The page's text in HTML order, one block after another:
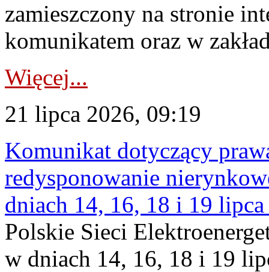
zamieszczony na stronie
komunikatem oraz w
Więcej...
21 lipca 2026, 09:19
Komunikat dotyczący
redysponowanie
dniach 14, 16, 18 i 19
Polskie Sieci
w dniach 14, 16, 18 i 19